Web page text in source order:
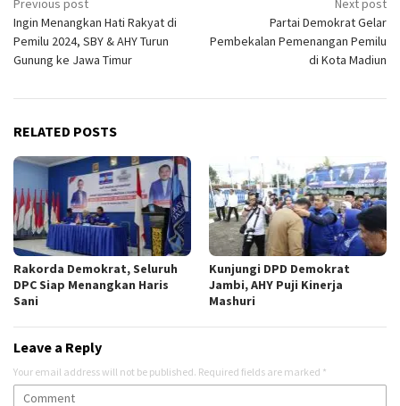
Post
navigation
Previous post
Ingin Menangkan Hati Rakyat di
Pemilu 2024, SBY & AHY Turun
Gunung ke Jawa Timur
Next post
Partai Demokrat Gelar
Pembekalan Pemenangan Pemilu
di Kota Madiun
RELATED POSTS
Rakorda Demokrat, Seluruh
DPC Siap Menangkan Haris
Sani
Kunjungi DPD Demokrat
Jambi, AHY Puji Kinerja
Mashuri
Leave a Reply
Your email address will not be published. Required fields are marked *